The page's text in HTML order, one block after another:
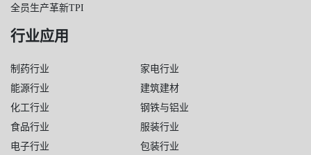
全员生产革新TPI
行业应用
制药行业
能源行业
化工行业
食品行业
电子行业
家电行业
建筑建材
钢铁与铝业
服装行业
包装行业